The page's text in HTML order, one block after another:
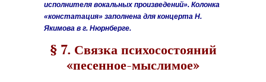
исполнителя вокальных произведений». Колонка
«констатация» заполнена для концерта Н.
Якимова в г. Нюрнберге.
§ 7. Связка психосостояний
«песенное-мыслимое»